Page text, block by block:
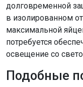
долговременной
в изолированном
максимальной
потребуется
освещение со
Подобные